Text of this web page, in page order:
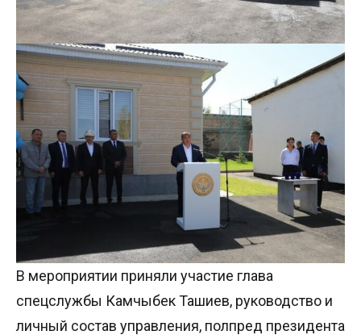
В мероприятии приняли участие глава
спецслужбы Камчыбек Ташиев, руководство и
личный состав управления, полпред президента